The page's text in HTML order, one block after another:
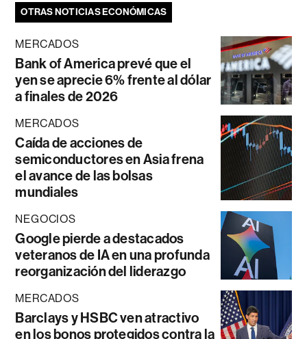
OTRAS NOTICIAS ECONÓMICAS
MERCADOS
Bank of America prevé que el
yen se aprecie 6% frente al dólar
a finales de 2026
MERCADOS
Caída de acciones de
semiconductores en Asia frena
el avance de las bolsas
mundiales
NEGOCIOS
Google pierde a destacados
veteranos de IA en una profunda
reorganización del liderazgo
MERCADOS
Barclays y HSBC ven atractivo
en los bonos protegidos contra la